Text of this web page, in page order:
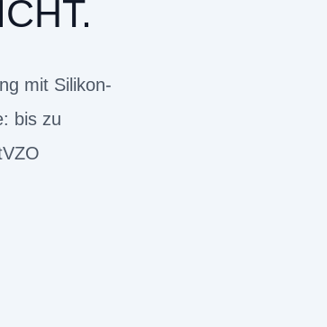
mit Silikon-
bis zu